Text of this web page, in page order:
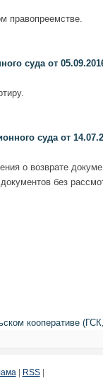
правопреемстве.
суда от
суда от
о возврате
без
кооперативе
| RSS|